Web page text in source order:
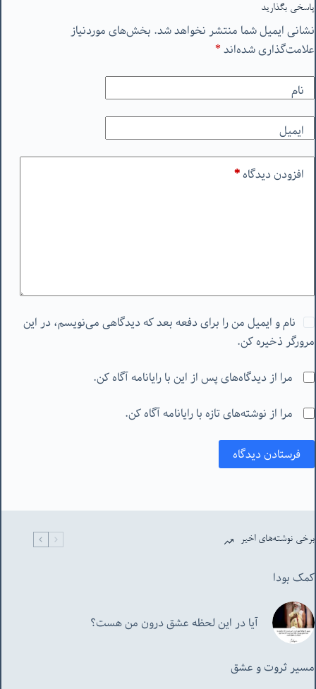
پاسخی بگذارید
نشانی ایمیل شما منتشر نخواهد شد. بخش‌های موردنیاز
علامت‌گذاری شده‌اند*
نام
ایمیل
افزودن دیدگاه*
نام و ایمیل من را برای دفعه بعد که دیدگاهی می‌نویسم، در این
مرورگر ذخیره کن.
مرا از دیدگاه‌های پس از این با رایانامه آگاه کن.
مرا از نوشته‌های تازه با رایانامه آگاه کن.
فرستادن دیدگاه
برخی نوشته‌های اخیر
کمک بودا
آیا در این لحظه عشق درون من هست؟
مسیر ثروت و عشق